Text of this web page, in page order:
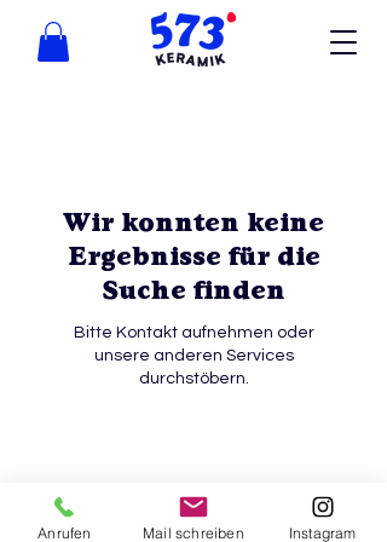
Wir konnten keine
Ergebnisse für die
Suche finden
Bitte Kontakt aufnehmen oder
unsere anderen Services
durchstöbern.
Datenschutzerklärung
Anrufen Mail schreiben Instagram